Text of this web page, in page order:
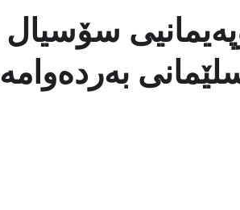
سۆسیال
بەردەوامە